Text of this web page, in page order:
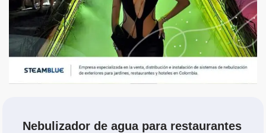
Nebulizador de agua para restaurantes